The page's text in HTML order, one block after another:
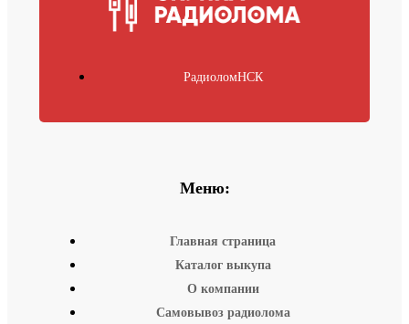
РадиоломНСК
Меню:
Главная страница
Каталог выкупа
О компании
Самовывоз радиолома